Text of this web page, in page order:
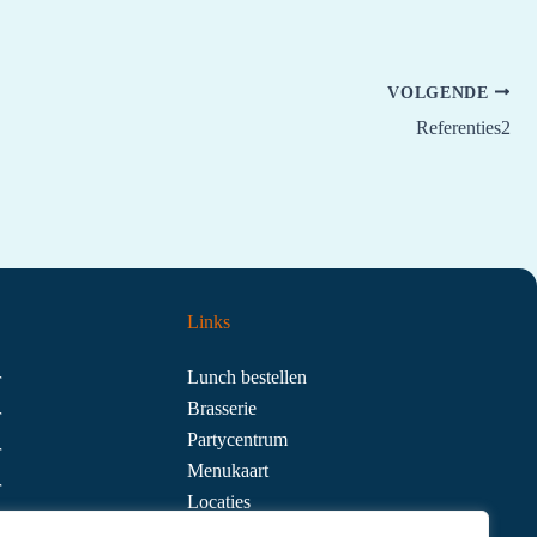
VOLGENDE
Referenties2
Links
Lunch bestellen
Brasserie
Partycentrum
Menukaart
Locaties